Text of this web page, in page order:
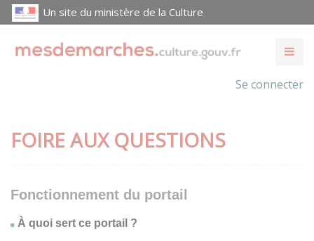
Un site du ministère de la Culture
Se connecter
FOIRE AUX QUESTIONS
Fonctionnement du portail
À quoi sert ce portail ?